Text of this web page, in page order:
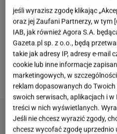
Geek Climber to Youtuber
wspinaczką. Aby
poprawić mobilność,
popularnej platformie
wyzwania z codziennym
Efekty końcowe przeszły
jeśli wyrazisz zgodę klikając
oraz jej Zaufani Partnerzy, w tym [
IAB, jak również Agora S.A.
Gazeta.pl sp. z o.o., będą
takie jak adresy IP, adresy e-mail
cookie lub inne informacje
marketingowych, w
reklam dopasowanych do
swoich serwisach, aplikacjach i
treści w nich wyświetlanych.
Jeśli nie chcesz wyrazić zgody,
chcesz wycofać zgodę uprzednio